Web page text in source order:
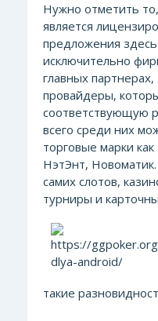
Нужно отметить
является
предложения
исключительно
главных
провайдеры,
соответствующую
всего среди них
торговые марки
НэтЭнт,
самих слотов,
турниры и
такие